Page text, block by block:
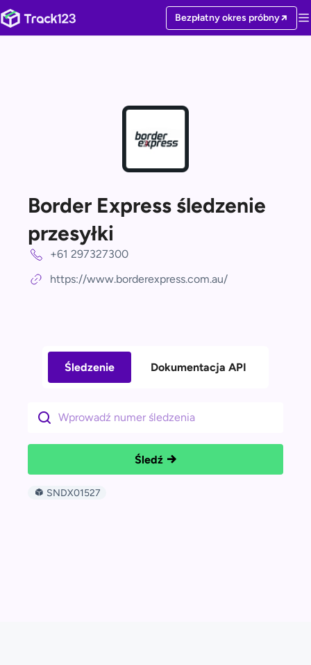
Bezpłatny okres próbny
Border Express śledzenie
przesyłki
+61 297327300
https://www.borderexpress.com.au/
Śledzenie Dokumentacja API
Śledź
SNDX01527